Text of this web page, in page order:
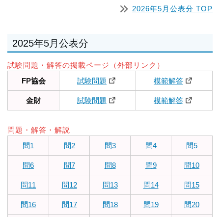
2026年5月公表分 TOP
2025年5月公表分
試験問題・解答の掲載ページ（外部リンク）
FP協会
試験問題 模範解答
金財 試験問題 模範解答
問題・解答・解説
問1
問2 問3 問4 問5
問6 問7 問8 問9 問10
問11 問12 問13 問14 問15
問16 問17 問18 問19 問20